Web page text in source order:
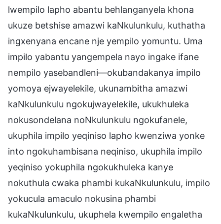
lwempilo lapho abantu behlanganyela khona
ukuze betshise amazwi kaNkulunkulu, kuthatha
ingxenyana encane nje yempilo yomuntu. Uma
impilo yabantu yangempela nayo ingake ifane
nempilo yasebandleni—okubandakanya impilo
yomoya ejwayelekile, ukunambitha amazwi
kaNkulunkulu ngokujwayelekile, ukukhuleka
nokusondelana noNkulunkulu ngokufanele,
ukuphila impilo yeqiniso lapho kwenziwa yonke
into ngokuhambisana neqiniso, ukuphila impilo
yeqiniso yokuphila ngokukhuleka kanye
nokuthula cwaka phambi kukaNkulunkulu, impilo
yokucula amaculo nokusina phambi
kukaNkulunkulu, ukuphela kwempilo engaletha